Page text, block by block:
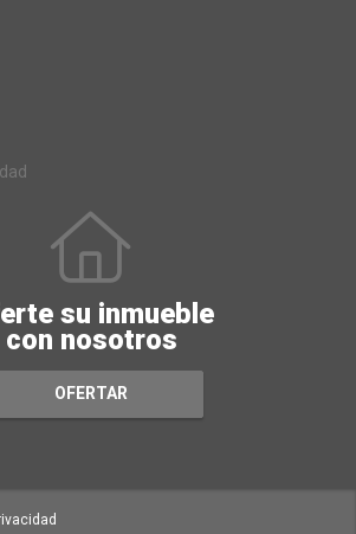
su inmueble
con nosotros
OFERTAR